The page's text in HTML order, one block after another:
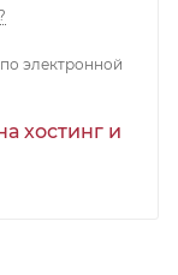
электронной
хостинг и